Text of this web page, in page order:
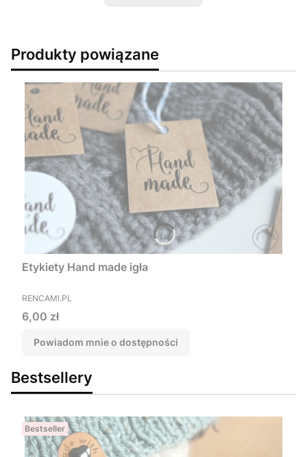
Produkty powiązane
Etykiety Hand made igła
PRODUCENT
RENCAMI.PL
Cena
6,00 zł
Powiadom mnie o dostępności
Bestsellery
Bestseller